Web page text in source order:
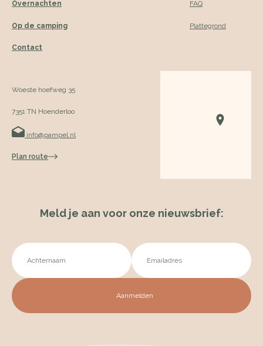
Overnachten
Op de camping
Contact
FAQ
Plattegrond
Woeste hoefweg 35
7351 TN Hoenderloo
info@pampel.nl
Plan route
Meld je aan voor onze nieuwsbrief: